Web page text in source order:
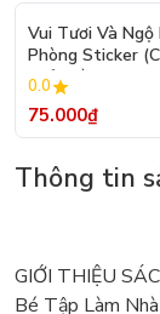
Vui Tươi Và Ngộ
Phòng Sticker
Chủ Đề) - Hơn
0.0
75.000₫
Thông tin
GIỚI THIỆU
Bé Tập Làm